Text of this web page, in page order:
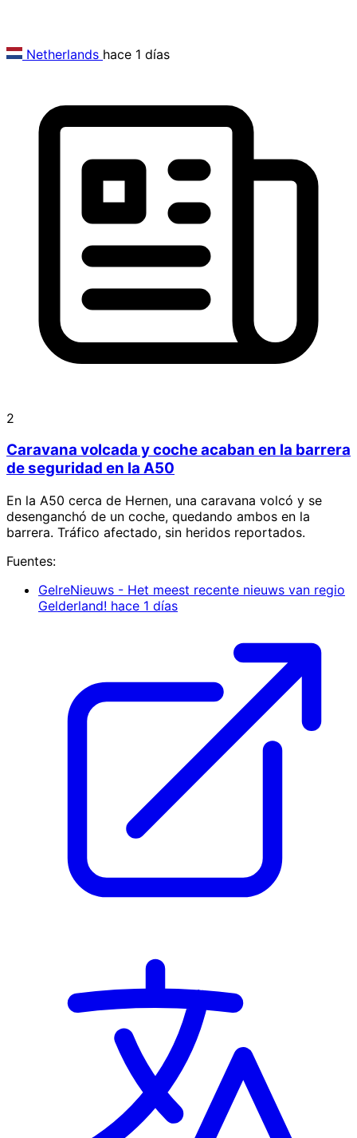
Netherlands hace 1 días
2
Caravana volcada y coche acaban en la barrera
de seguridad en la A50
En la A50 cerca de Hernen, una caravana volcó y se
desenganchó de un coche, quedando ambos en la
barrera. Tráfico afectado, sin heridos reportados.
Fuentes:
GelreNieuws - Het meest recente nieuws van regio
Gelderland! hace 1 días